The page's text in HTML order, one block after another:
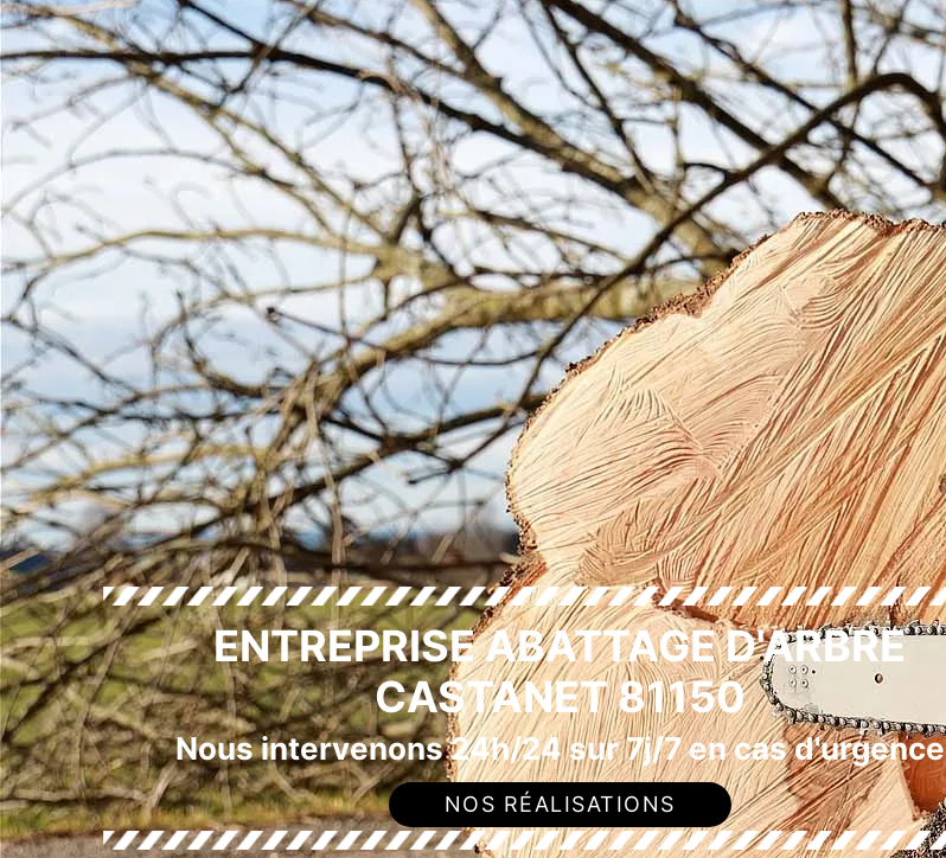
ENTREPRISE ABATTAGE D'ARBRE
CASTANET 81150
Nous intervenons 24h/24 sur 7j/7 en cas d'urgence
NOS RÉALISATIONS